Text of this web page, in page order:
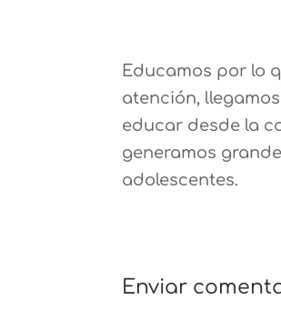
Educamos por lo
atención,
educar desde la
generamos
adolescentes.
Enviar